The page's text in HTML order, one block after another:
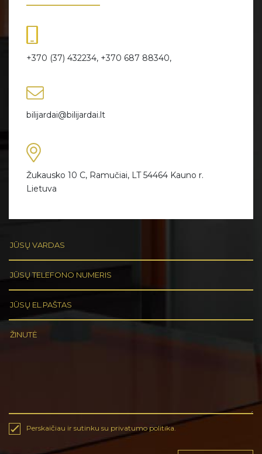
+370 (37) 432234, +370 687 88340,
bilijardai@bilijardai.lt
Žukausko 10 C, Ramučiai, LT 54464 Kauno r.
Lietuva
Perskaičiau ir sutinku su privatumo politika.